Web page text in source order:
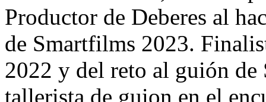
Productor de Deberes al
de Smartfilms 2023.
2022 y del reto al guión
tallerista de guion en el